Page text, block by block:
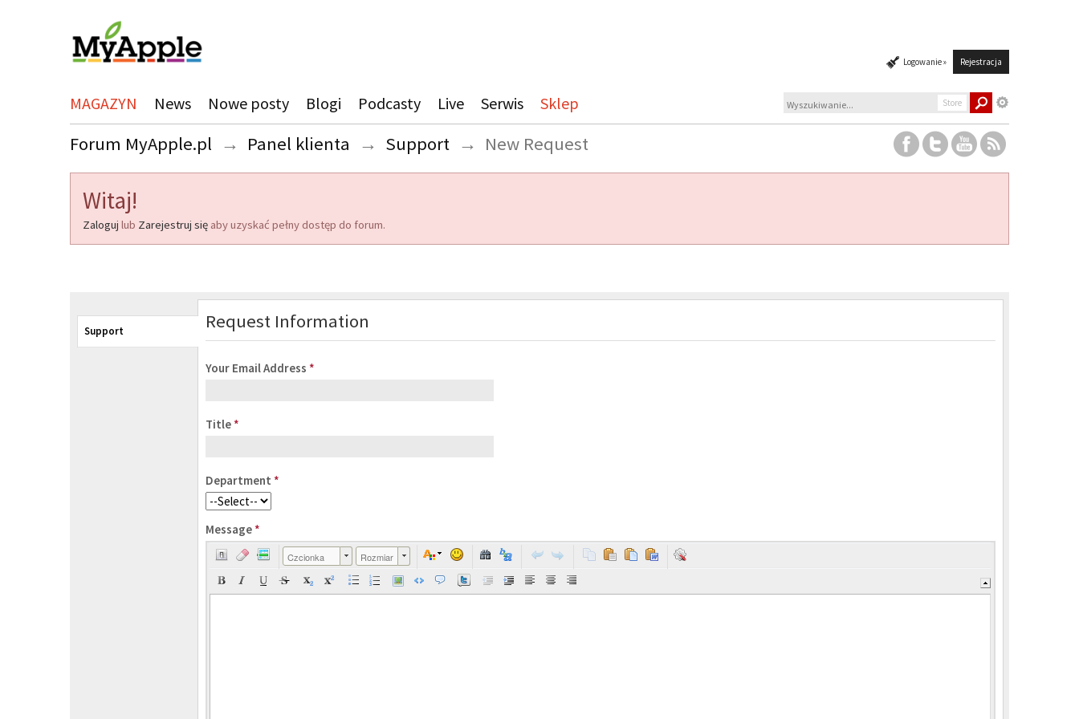
Logowanie » Rejestracja
MAGAZYN News Nowe posty Blogi Podcasty Live Serwis Sklep Store
Forum MyApple.pl → Panel klienta → Support → New Request
Witaj!
Zaloguj lub Zarejestruj się aby uzyskać pełny dostęp do forum.
Support Request Information
Your Email Address *
Title *
Department *
Message *
Czcionka Rozmiar